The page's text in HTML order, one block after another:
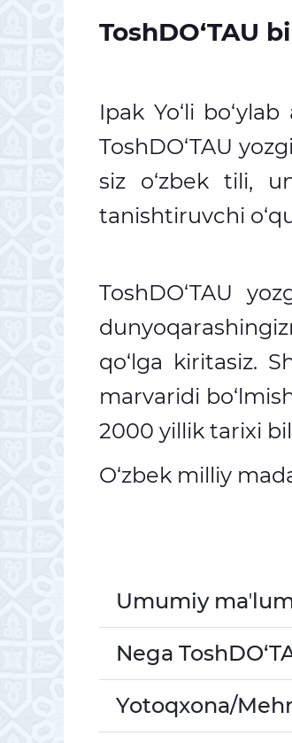
ToshDO‘TAU
Ipak Yo‘li
ToshDO‘TAU
siz o‘zbek tili,
tanishtiruvchi
ToshDO‘TAU
qo‘lga kiritasiz.
marvaridi
2000 yillik tarixi
O‘zbek milliy
Umumiy maʼ
Nega
Yotoqxona/